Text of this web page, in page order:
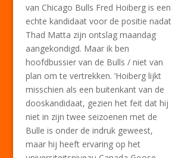
van Chicago Bulls Fred Hoiberg is een
echte kandidaat voor de positie nadat
Thad Matta zijn ontslag maandag
aangekondigd. Maar ik ben
hoofdbussier van de Bulls / niet van
plan om te vertrekken. ‘Hoiberg lijkt
misschien als een buitenkant van de
dooskandidaat, gezien het feit dat hij
niet in zijn twee seizoenen met de
Bulle is onder de indruk geweest,
maar hij heeft ervaring op het